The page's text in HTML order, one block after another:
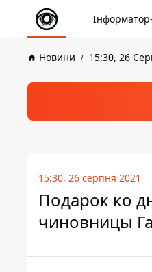
Новини 15:30, 26
15:30, 26 серпня 2021
Подарок ко
чиновницы